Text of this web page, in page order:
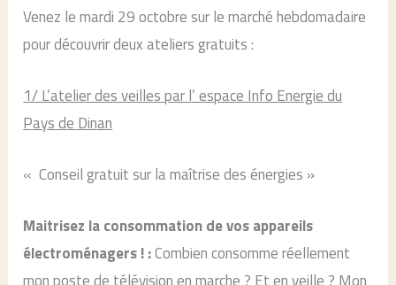
Venez le mardi 29 octobre sur le marché hebdomadaire
pour découvrir deux ateliers gratuits :
1/ L’atelier des veilles par l’ espace Info Energie du
Pays de Dinan
« Conseil gratuit sur la maîtrise des énergies »
Maitrisez la consommation de vos appareils
électroménagers ! :Combien consomme réellement